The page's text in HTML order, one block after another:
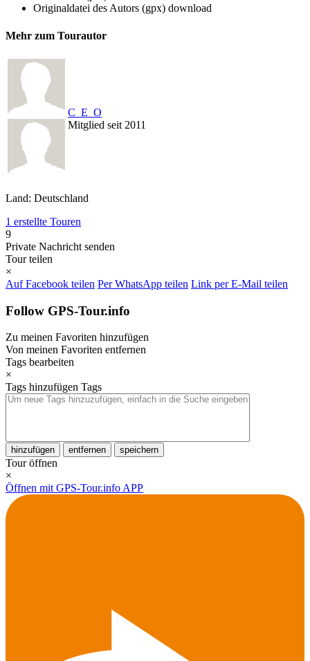
Originaldatei des Autors (gpx) download
Mehr zum Tourautor
C_E_O
Mitglied seit 2011
Land: Deutschland
1 erstellte Touren
9
Private Nachricht senden
Tour teilen
×
Auf Facebook teilen Per WhatsApp teilen Link per E-Mail teilen
Follow GPS-Tour.info
Zu meinen Favoriten hinzufügen
Von meinen Favoriten entfernen
Tags bearbeiten
×
Tags hinzufügen Tags
hinzufügen entfernen speichern
Tour öffnen
×
Öffnen mit GPS-Tour.info APP